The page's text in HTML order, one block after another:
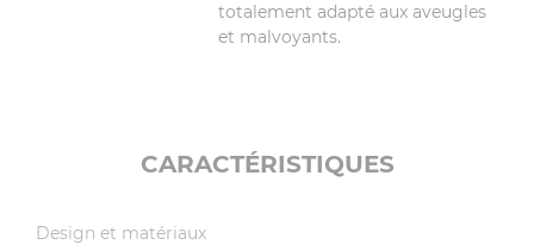
totalement adapté aux aveugles
et malvoyants.
CARACTÉRISTIQUES
Design et matériaux